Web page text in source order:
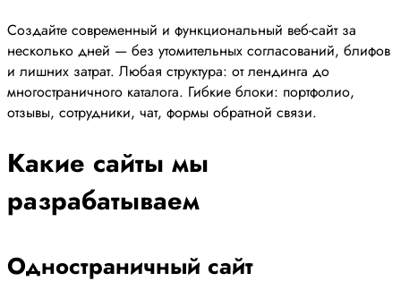
Создайте современный и функциональный веб-сайт за
несколько дней — без утомительных согласований, блифов
и лишних затрат. Любая структура: от лендинга до
многостраничного каталога. Гибкие блоки: портфолио,
отзывы, сотрудники, чат, формы обратной связи.
Какие сайты мы
разрабатываем
Одностраничный сайт